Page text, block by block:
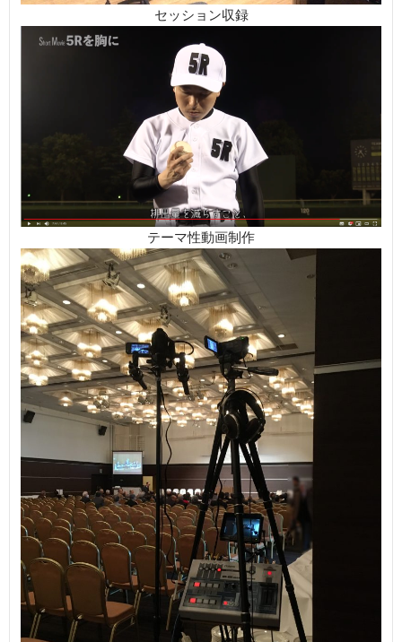
セッション収録
テーマ性動画制作